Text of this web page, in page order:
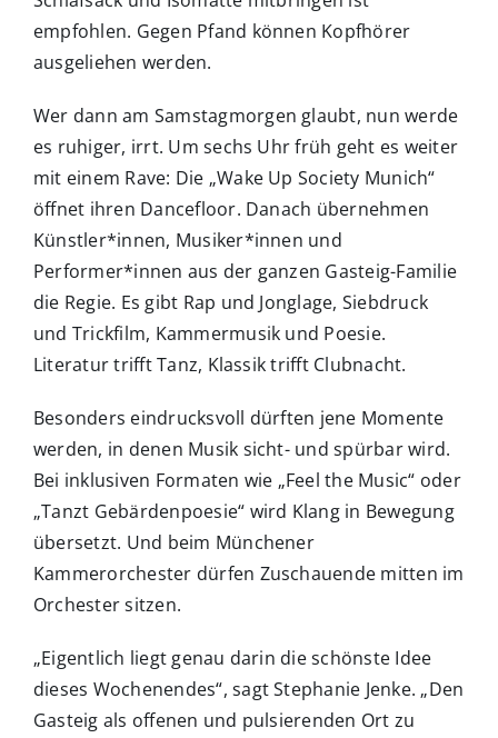
empfohlen. Gegen Pfand können Kopfhörer
ausgeliehen werden.
Wer dann am Samstagmorgen glaubt, nun werde
es ruhiger, irrt. Um sechs Uhr früh geht es weiter
mit einem Rave: Die „Wake Up Society Munich“
öffnet ihren Dancefloor. Danach übernehmen
Künstler*innen, Musiker*innen und
Performer*innen aus der ganzen Gasteig-Familie
die Regie. Es gibt Rap und Jonglage, Siebdruck
und Trickfilm, Kammermusik und Poesie.
Literatur trifft Tanz, Klassik trifft Clubnacht.
Besonders eindrucksvoll dürften jene Momente
werden, in denen Musik sicht- und spürbar wird.
Bei inklusiven Formaten wie „Feel the Music“ oder
„Tanzt Gebärdenpoesie“ wird Klang in Bewegung
übersetzt. Und beim Münchener
Kammerorchester dürfen Zuschauende mitten im
Orchester sitzen.
„Eigentlich liegt genau darin die schönste Idee
dieses Wochenendes“, sagt Stephanie Jenke. „Den
Gasteig als offenen und pulsierenden Ort zu